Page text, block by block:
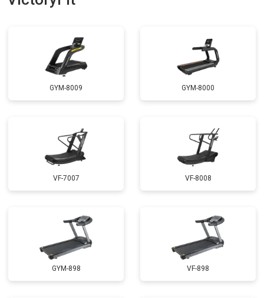
GYM-8009 GYM-8000
VF-7007 VF-8008
GYM-898 VF-898